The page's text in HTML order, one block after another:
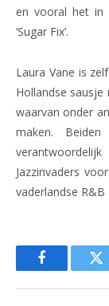
en vooral het in
‘Sugar Fix’.
Laura Vane is
Hollandse
waarvan onder
maken.
Jazzinvaders
vaderlandse
Facebook